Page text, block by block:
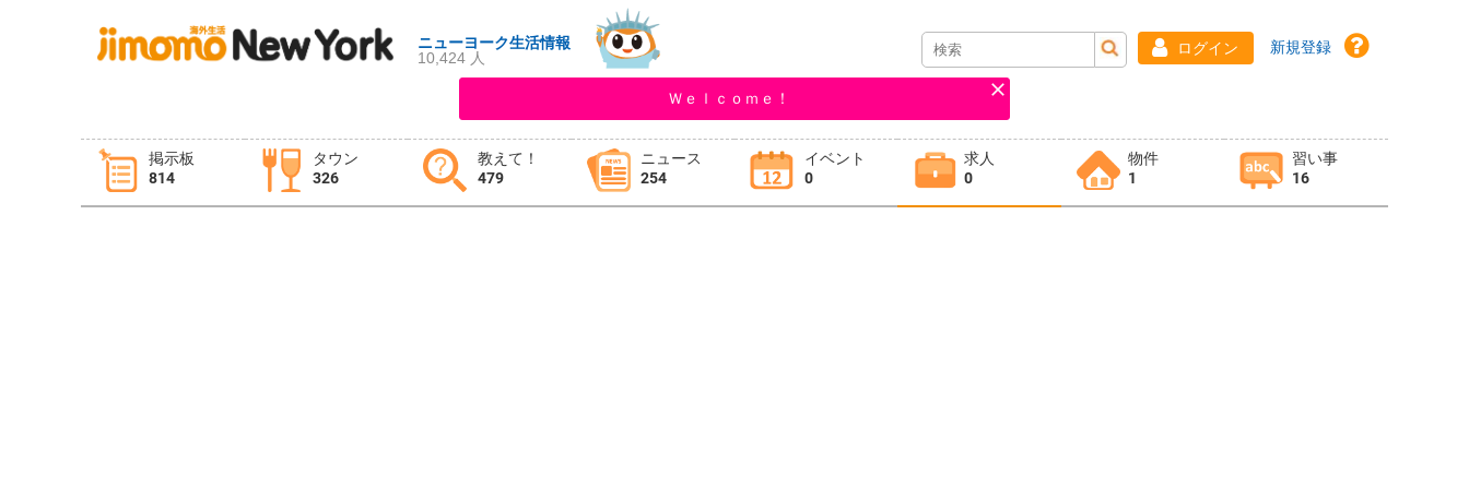
ニューヨーク生活情報
10,424 人
ログイン 新規登録
Ｗｅｌｃｏｍｅ！
掲示板
814
タウン
326
教えて！
479
ニュース
254
イベント
0
求人
0
物件
1
習い事
16
タウン情報